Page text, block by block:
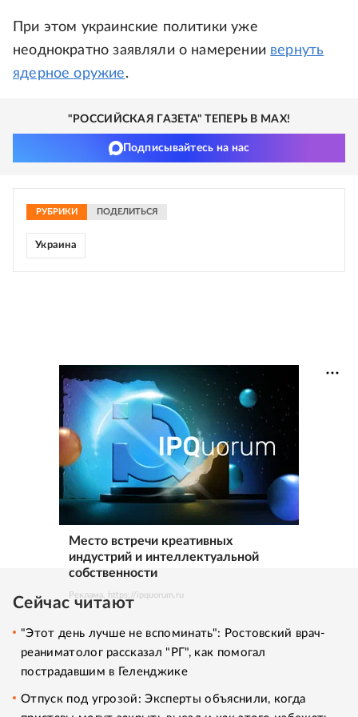
При этом украинские политики уже
неоднократно заявляли о намерении вернуть
ядерное оружие.
"РОССИЙСКАЯ ГАЗЕТА" ТЕПЕРЬ В MAX!
Подписывайтесь на нас
РУБРИКИ ПОДЕЛИТЬСЯ
Украина
Место встречи креативных
индустрий и интеллектуальной
собственности
Реклама. https://ipquorum.ru
Сейчас читают
"Этот день лучше не вспоминать": Ростовский врач-
реаниматолог рассказал "РГ", как помогал
пострадавшим в Геленджике
Отпуск под угрозой: Эксперты объяснили, когда